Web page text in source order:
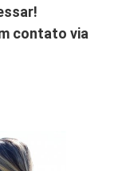
contato via